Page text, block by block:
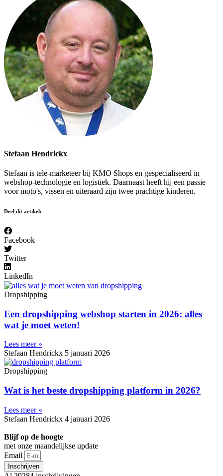
Stefaan Hendrickx
Stefaan is tele-marketeer bij KMO Shops en gespecialiseerd in
webshop-technologie en logistiek. Daarnaast heeft hij een passie
voor moto's, vissen en uiteraard zijn twee prachtige kinderen.
Deel dit artikel:
Facebook
Twitter
LinkedIn
Dropshipping
Een dropshipping webshop starten in 2026: alles
wat je moet weten!
Lees meer »
Stefaan Hendrickx 5 januari 2026
Dropshipping
Wat is het beste dropshipping platform in 2026?
Lees meer »
Stefaan Hendrickx 4 januari 2026
Blijf op de hoogte
met onze maandelijkse update
Email
Inschrijven